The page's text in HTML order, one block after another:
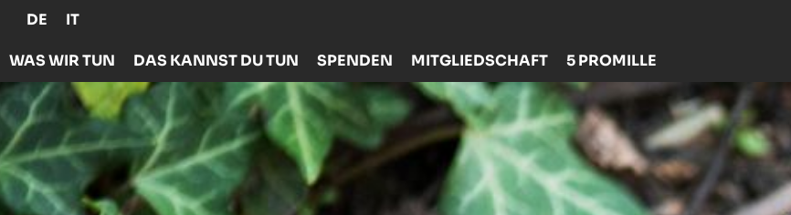
DE IT
WAS WIR TUN DAS KANNST DU TUN SPENDEN MITGLIEDSCHAFT 5 PROMILLE